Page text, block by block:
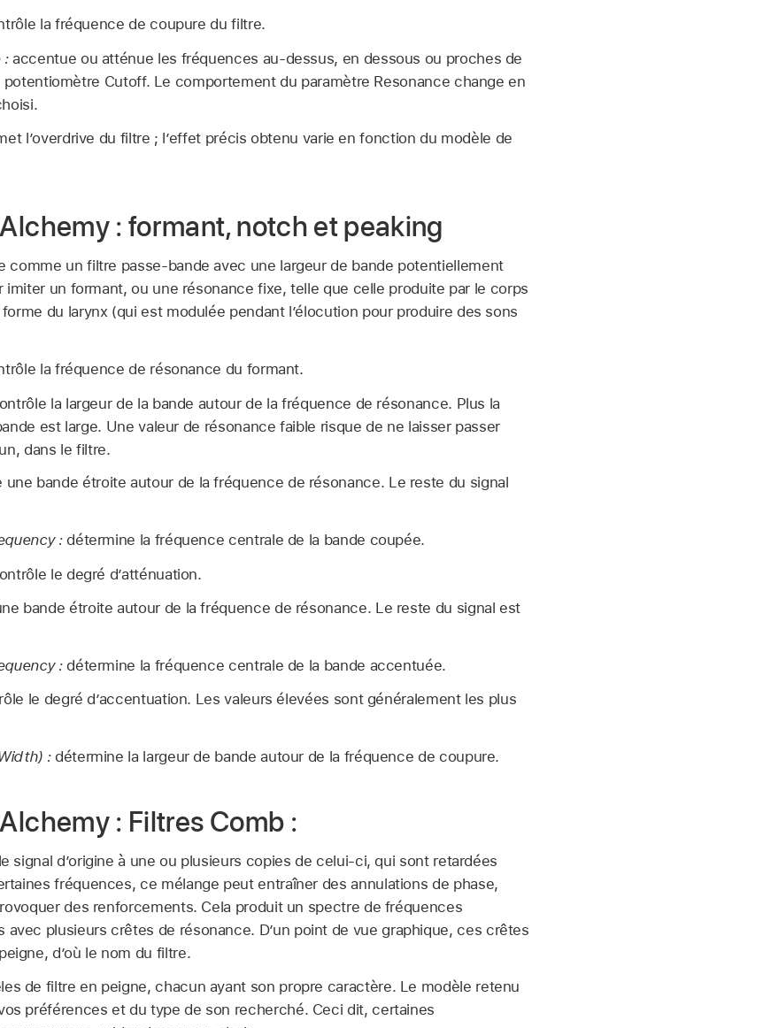
la fréquence de coupure du filtre.
:accentue ou atténue les fréquences au-dessus, en dessous ou proches de
potentiomètre Cutoff. Le comportement du paramètre Resonance change en
l’overdrive du filtre ; l’effet précis obtenu varie en fonction du modèle de
: formant, notch et peaking
comme un filtre passe-bande avec une largeur de bande potentiellement
un formant, ou une résonance fixe, telle que celle produite par le corps
du larynx (qui est modulée pendant l’élocution pour produire des sons
la fréquence de résonance du formant.
la largeur de la bande autour de la fréquence de résonance. Plus la
est large. Une valeur de résonance faible risque de ne laisser passer
dans le filtre.
bande étroite autour de la fréquence de résonance. Le reste du signal
:détermine la fréquence centrale de la bande coupée.
le degré d’atténuation.
bande étroite autour de la fréquence de résonance. Le reste du signal est
:détermine la fréquence centrale de la bande accentuée.
le degré d’accentuation. Les valeurs élevées sont généralement les plus
:détermine la largeur de bande autour de la fréquence de coupure.
: Filtres Comb :
signal d’origine à une ou plusieurs copies de celui-ci, qui sont retardées
fréquences, ce mélange peut entraîner des annulations de phase,
des renforcements. Cela produit un spectre de fréquences
avec plusieurs crêtes de résonance. D’un point de vue graphique, ces crêtes
d’où le nom du filtre.
de filtre en peigne, chacun ayant son propre caractère. Le modèle retenu
préférences et du type de son recherché. Ceci dit, certaines